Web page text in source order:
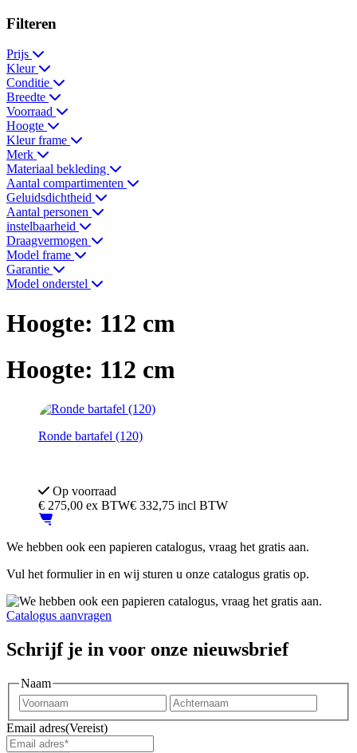
Filteren
Prijs
Kleur
Conditie
Breedte
Voorraad
Hoogte
Kleur frame
Merk
Materiaal bekleding
Aantal compartimenten
Geluidsdichtheid
Aantal personen
instelbaarheid
Draagvermogen
Model frame
Garantie
Model onderstel
Hoogte: 112 cm
Hoogte: 112 cm
Ronde bartafel (120)
Op voorraad
€ 275,00 ex BTW€ 332,75 incl BTW
We hebben ook een papieren catalogus, vraag het gratis aan.
Vul het formulier in en wij sturen u onze catalogus gratis op.
Catalogus aanvragen
Schrijf je in voor onze nieuwsbrief
Naam
Voornaam
Email adres(Vereist)